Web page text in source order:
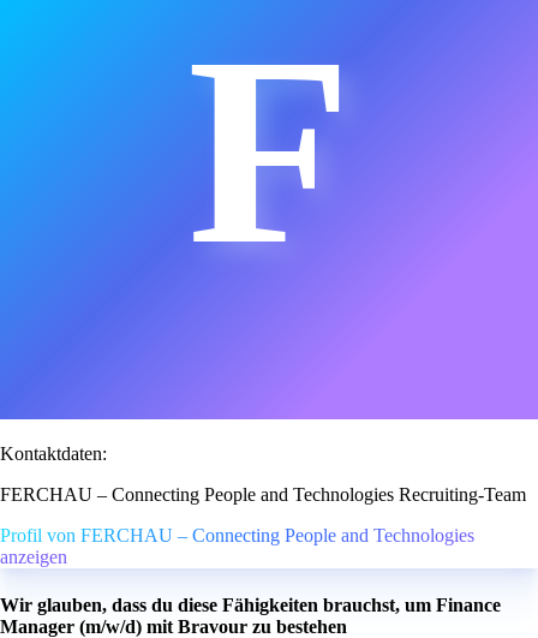
F
Kontaktdaten:
FERCHAU – Connecting People and Technologies Recruiting-Team
Profil von FERCHAU – Connecting People and Technologies
anzeigen
Wir glauben, dass du diese Fähigkeiten brauchst, um Finance
Manager (m/w/d) mit Bravour zu bestehen